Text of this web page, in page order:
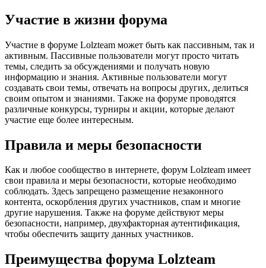
Участие в жизни форума
Участие в форуме Lolzteam может быть как пассивным, так и
активным. Пассивные пользователи могут просто читать
темы, следить за обсуждениями и получать новую
информацию и знания. Активные пользователи могут
создавать свои темы, отвечать на вопросы других, делиться
своим опытом и знаниями. Также на форуме проводятся
различные конкурсы, турниры и акции, которые делают
участие еще более интересным.
Правила и меры безопасности
Как и любое сообщество в интернете, форум Lolzteam имеет
свои правила и меры безопасности, которые необходимо
соблюдать. Здесь запрещено размещение незаконного
контента, оскорбления других участников, спам и многие
другие нарушения. Также на форуме действуют меры
безопасности, например, двухфакторная аутентификация,
чтобы обеспечить защиту данных участников.
Преимущества форума Lolzteam